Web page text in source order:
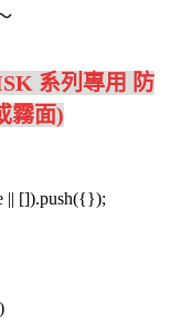
系列專用 防
霧面)
|| []).push({});